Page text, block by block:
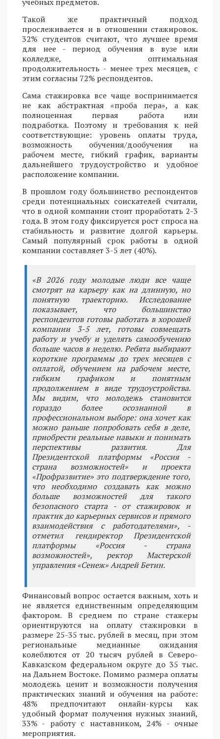
Такой же практичный подход
прослеживается и в отношении стажировок.
32% студентов считают, что лучшее время
для нее - период обучения в вузе или
колледже, а оптимальная
продолжительность - менее трех месяцев, с
этим согласны 72% респондентов.
Сама стажировка все чаще воспринимается
не как абстрактная «проба пера», а как
полноценная первая работа или
подработка. Поэтому и требования к ней
соответствующие: уровень оплаты труда,
возможность обучения/дообучения на
рабочем месте, гибкий график, варианты
дальнейшего трудоустройство и удобное
расположение компании.
В прошлом году большинство респондентов
среди потенциальных соискателей считали,
что в одной компании стоит проработать 2-3
года. В этом году фиксируется рост спроса на
стабильность и развитие долгой карьеры.
Самый популярный срок работы в одной
компании составляет 3-5 лет (40%).
«В 2026 году молодые люди все чаще
смотрят на карьеру как на длинную, но
понятную траекторию. Исследование
показывает, что большинство
респондентов готовы работать в хорошей
компании 3-5 лет, готовы совмещать
работу и учебу и уделять самообучению
больше часов в неделю. Ребята выбирают
короткие программы до трех месяцев с
оплатой, обучением на рабочем месте,
гибким графиком и понятным
продолжением в виде трудоустройства.
Мы видим, что молодежь становится
гораздо более осознанной в
профессиональном выборе: она хочет как
можно раньше попробовать себя в деле,
приобрести реальные навыки и понимать
перспективы развития. Для
Президентской платформы «Россия -
страна возможностей» и проекта
«Профразвитие» это подтверждение того,
что необходимо создавать как можно
больше возможностей для такого
безопасного старта - от стажировок и
практик до карьерных сервисов и прямого
взаимодействия с работодателями», -
отметил гендиректор Президентской
платформы «Россия - страна
возможностей», ректор Мастерской
управления «Сенеж» Андрей Бетин.
Финансовый вопрос остается важным, хоть и
не является единственным определяющим
фактором. В среднем по стране стажеры
ориентируются на оплату стажировки в
размере 25-35 тыс. рублей в месяц, при этом
региональные медианные ожидания
колеблются от 20 тысяч рублей в Северо-
Кавказском федеральном округе до 35 тыс.
на Дальнем Востоке. Помимо размера оплаты
молодежь ценит и возможности получения
практических знаний и обучения на работе:
48% предпочитают онлайн-курсы как
удобный формат получения нужных знаний,
33% - работу с наставником, 24% - очные
мероприятия.